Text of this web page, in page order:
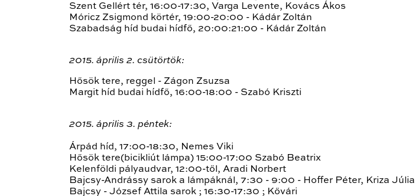
Szent Gellért tér, 16:00-17:30, Varga Levente, Kovács Ákos
Móricz Zsigmond körtér, 19:00-20:00 - Kádár Zoltán
Szabadság híd budai hídfő, 20:00:21:00 - Kádár Zoltán
2015. április 2. csütörtök:
Hősök tere, reggel - Zágon Zsuzsa
Margit híd budai hídfő, 16:00-18:00 - Szabó Kriszti
2015. április 3. péntek:
Árpád híd, 17:00-18:30, Nemes Viki
Hősök tere(bicikliút lámpa) 15:00-17:00 Szabó Beatrix
Kelenföldi pályaudvar, 12:00-től, Aradi Norbert
Bajcsy-Andrássy sarok a lámpáknál, 7:30 - 9:00 - Hoffer Péter, Kriza Júlia
Bajcsy - József Attila sarok ; 16:30-17:30 ; Kővári